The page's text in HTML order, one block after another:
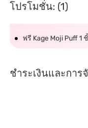
โปรโมชั่น: (1)
ฟรี Kage Moji Puff 1
ชำระเงินและการ